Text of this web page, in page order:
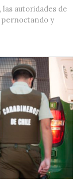
autoridades de
y